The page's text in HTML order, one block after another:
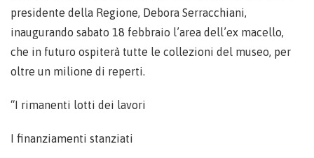
presidente della Regione, Debora Serracchiani,
inaugurando sabato 18 febbraio l’area dell’ex macello,
che in futuro ospiterà tutte le collezioni del museo, per
oltre un milione di reperti.
“I rimanenti lotti dei lavori
I finanziamenti stanziati